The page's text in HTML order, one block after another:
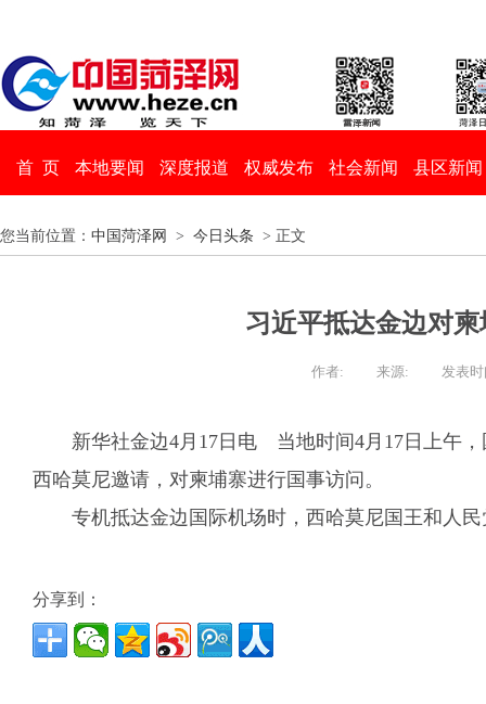
首 页 本地要闻 深度报道 权威发布 社会新闻 县区新闻
您当前位置： 中国菏泽网 > 今日头条 > 正文
习近平抵达金边对
作者: 来源: 发表时
新华社金边4月17日电 当地时间4月17日上午
西哈莫尼邀请，对柬埔寨进行国事访问。
专机抵达金边国际机场时，西哈莫尼国王和人
分享到：